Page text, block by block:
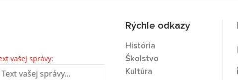
vašej správy:
Rýchle odkazy
História
Školstvo
Kultúra